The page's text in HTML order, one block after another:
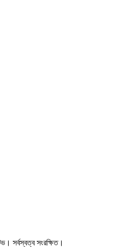
সর্বস্বত্ব সংরক্ষিত।